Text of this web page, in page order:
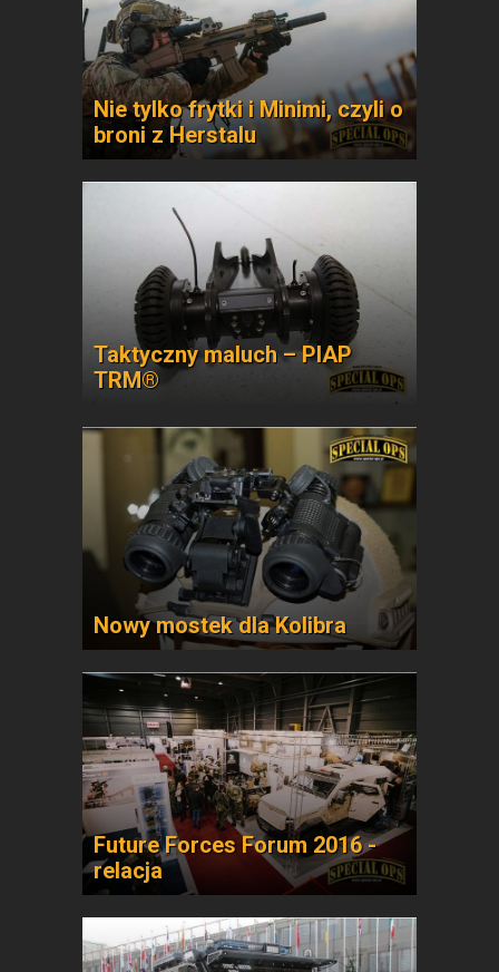
Nie tylko frytki i Minimi, czyli o
broni z Herstalu
Taktyczny maluch – PIAP
TRM®
Nowy mostek dla Kolibra
Future Forces Forum 2016 -
relacja